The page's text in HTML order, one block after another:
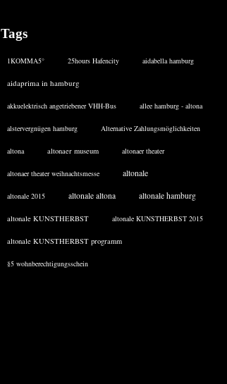
Tags
1KOMMA5° 25hours Hafencity aidabella hamburg
aidaprima in hamburg
akkuelektrisch angetriebener VHH-Bus allee hamburg - altona
alstervergnügen hamburg Alternative Zahlungsmöglichkeiten
altona altonaer museum altonaer theater
altonaer theater weihnachtsmesse altonale
altonale 2015 altonale altona altonale hamburg
altonale KUNSTHERBST altonale KUNSTHERBST 2015
altonale KUNSTHERBST programm
§5 wohnberechtigungsschein